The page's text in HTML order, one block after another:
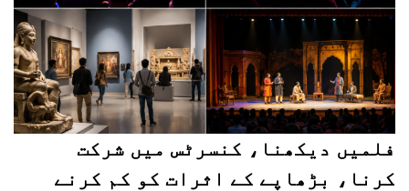
فلمیں دیکھنا، کنسرٹس میں شرکت
کرنا، بڑھاپے کے اثرات کو کم کرنے